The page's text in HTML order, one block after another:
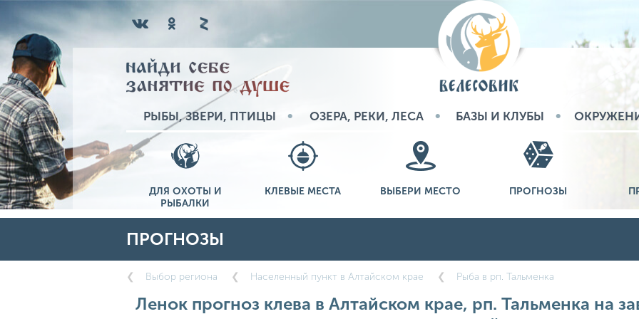
РЫБЫ, ЗВЕРИ, ПТИЦЫ ОЗЕРА, РЕКИ, ЛЕСА БАЗЫ И КЛУБЫ
ДЛЯ ОХОТЫ И
РЫБАЛКИ
КЛЕВЫЕ МЕСТА ВЫБЕРИ МЕСТО ПРОГНОЗЫ
ПРОГНОЗЫ
Выбор региона Населенный пункт в Алтайском крае Рыба в рп. Тальменка
Ленок прогноз клева в Алтайском крае, рп. Тальменка на